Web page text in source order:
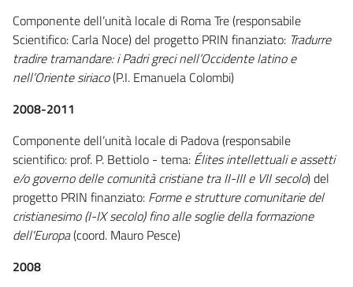
Componente dell’unità locale di Roma Tre (responsabile
Scientifico: Carla Noce) del progetto PRIN finanziato: Tradurre
tradire tramandare: i Padri greci nell’Occidente latino e
nell’Oriente siriaco(P.I. Emanuela Colombi)
2008-2011
Componente dell’unità locale di Padova (responsabile
scientifico: prof. P. Bettiolo - tema: Élites intellettuali e assetti
e/o governo delle comunità cristiane tra II-III e VII secolo) del
progetto PRIN finanziato: Forme e strutture comunitarie del
cristianesimo (I-IX secolo) fino alle soglie della formazione
dell'Europa(coord. Mauro Pesce)
2008